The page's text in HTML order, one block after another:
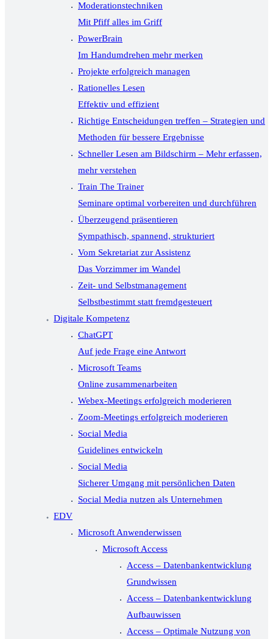
Moderationstechniken
Mit Pfiff alles im Griff
PowerBrain
Im Handumdrehen mehr merken
Projekte erfolgreich managen
Rationelles Lesen
Effektiv und effizient
Richtige Entscheidungen treffen – Strategien und
Methoden für bessere Ergebnisse
Schneller Lesen am Bildschirm – Mehr erfassen,
mehr verstehen
Train The Trainer
Seminare optimal vorbereiten und durchführen
Überzeugend präsentieren
Sympathisch, spannend, strukturiert
Vom Sekretariat zur Assistenz
Das Vorzimmer im Wandel
Zeit- und Selbstmanagement
Selbstbestimmt statt fremdgesteuert
Digitale Kompetenz
ChatGPT
Auf jede Frage eine Antwort
Microsoft Teams
Online zusammenarbeiten
Webex-Meetings erfolgreich moderieren
Zoom-Meetings erfolgreich moderieren
Social Media
Guidelines entwickeln
Social Media
Sicherer Umgang mit persönlichen Daten
Social Media nutzen als Unternehmen
EDV
Microsoft Anwenderwissen
Microsoft Access
Access – Datenbankentwicklung
Grundwissen
Access – Datenbankentwicklung
Aufbauwissen
Access – Optimale Nutzung von